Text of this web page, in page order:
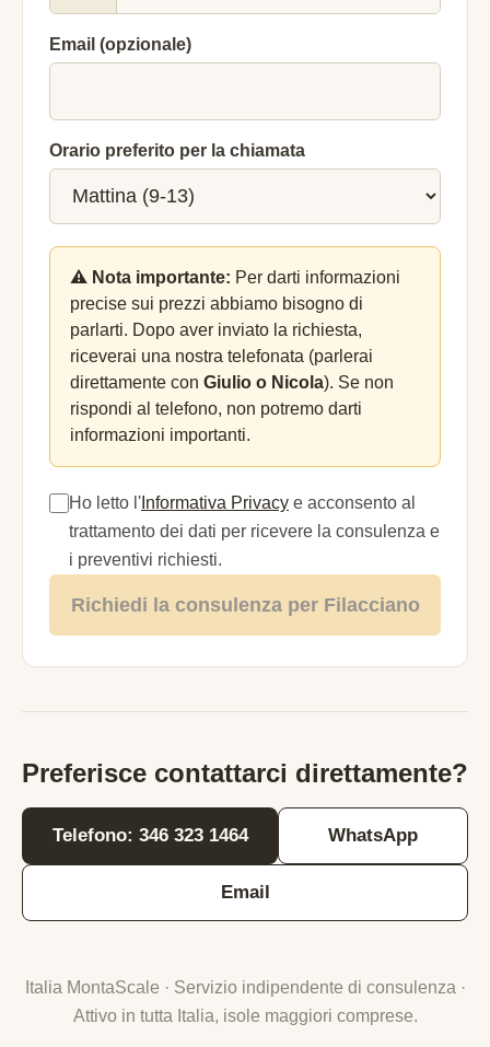
Email (opzionale)
Orario preferito per la chiamata
⚠️ Nota importante: Per darti informazioni
precise sui prezzi abbiamo bisogno di
parlarti. Dopo aver inviato la richiesta,
riceverai una nostra telefonata (parlerai
direttamente con Giulio o Nicola). Se non
rispondi al telefono, non potremo darti
informazioni importanti.
Ho letto l' Informativa Privacy e acconsento al
trattamento dei dati per ricevere la consulenza e
i preventivi richiesti.
Richiedi la consulenza per Filacciano
Preferisce contattarci direttamente?
Telefono: 346 323 1464 WhatsApp
Email
Italia MontaScale · Servizio indipendente di consulenza ·
Attivo in tutta Italia, isole maggiori comprese.